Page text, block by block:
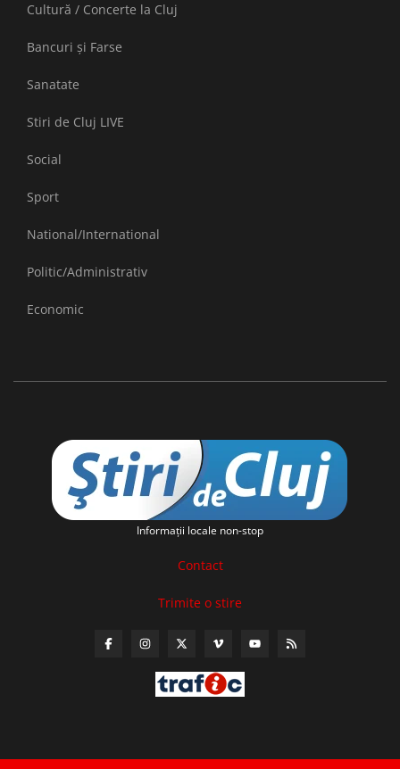
Cultură / Concerte la Cluj
Bancuri și Farse
Sanatate
Stiri de Cluj LIVE
Social
Sport
National/International
Politic/Administrativ
Economic
Informaţii locale non-stop
Contact
Trimite o stire